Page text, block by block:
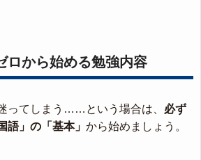
ロから始める勉強内容
ってしまう……という場合は、 必ず
語」の「基本」 から始めましょう。